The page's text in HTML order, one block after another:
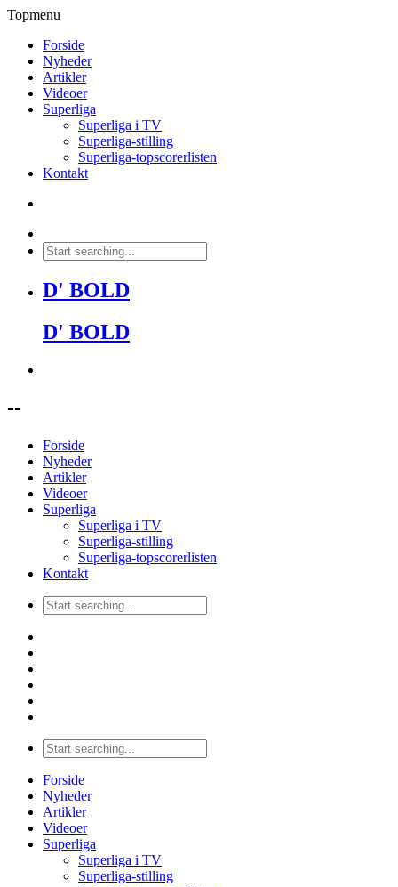
Topmenu
Forside
Nyheder
Artikler
Videoer
Superliga
Superliga i TV
Superliga-stilling
Superliga-topscorerlisten
Kontakt
D' BOLD
D' BOLD
--
Forside
Nyheder
Artikler
Videoer
Superliga
Superliga i TV
Superliga-stilling
Superliga-topscorerlisten
Kontakt
Forside
Nyheder
Artikler
Videoer
Superliga
Superliga i TV
Superliga-stilling